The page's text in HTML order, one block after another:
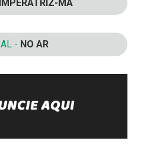
MA
- NO AR